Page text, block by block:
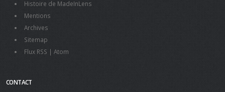
Histoire de MadeInLens
Mentions
Archives
Sitemap
Flux RSS | Atom
CONTACT